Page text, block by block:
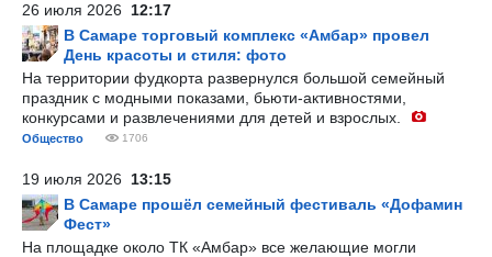
26 июля 2026 12:17
В Самаре торговый комплекс «Амбар» провел
День красоты и стиля: фото
На территории фудкорта развернулся большой семейный
праздник с модными показами, бьюти-активностями,
конкурсами и развлечениями для детей и взрослых.
Общество 1706
19 июля 2026 13:15
В Самаре прошёл семейный фестиваль «Дофамин
Фест»
На площадке около ТК «Амбар» все желающие могли